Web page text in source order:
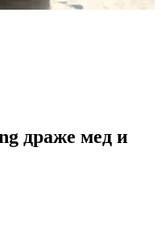
драже мед и